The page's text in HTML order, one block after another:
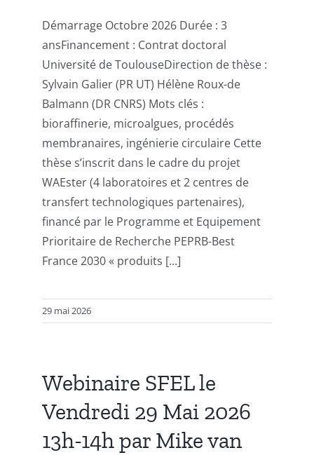
Démarrage Octobre 2026 Durée : 3
ansFinancement : Contrat doctoral
Université de ToulouseDirection de thèse :
Sylvain Galier (PR UT) Hélène Roux-de
Balmann (DR CNRS) Mots clés :
bioraffinerie, microalgues, procédés
membranaires, ingénierie circulaire Cette
thèse s’inscrit dans le cadre du projet
WAEster (4 laboratoires et 2 centres de
transfert technologiques partenaires),
financé par le Programme et Equipement
Prioritaire de Recherche PEPRB-Best
France 2030 « produits [...]
29 mai 2026
Webinaire SFEL le
Vendredi 29 Mai 2026
13h-14h par Mike van